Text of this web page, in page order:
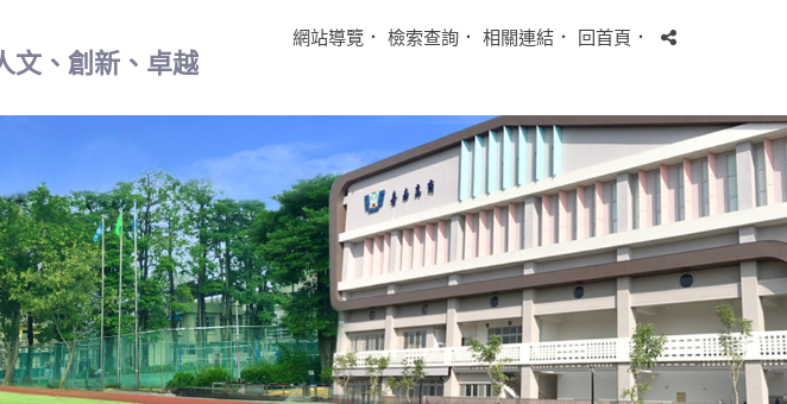
文、創新、卓越
網站導覽 ． 檢索查詢 ． 相關連結 ． 回首頁 ．